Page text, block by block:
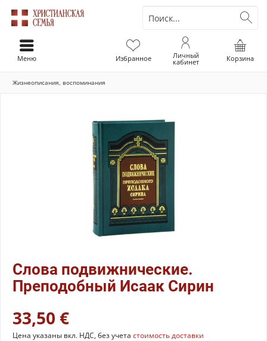
Корзина
Избранное Личный
кабинет
Меню
Жизнеописания, воспоминания
Слова подвижнические.
Преподобный Исаак Сирин
33,50 €
Цена указаны вкл. НДС, без учета стоимость доставки